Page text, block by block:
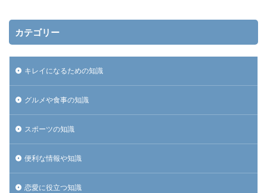
カテゴリー
キレイになるための知識
グルメや食事の知識
スポーツの知識
便利な情報や知識
恋愛に役立つ知識